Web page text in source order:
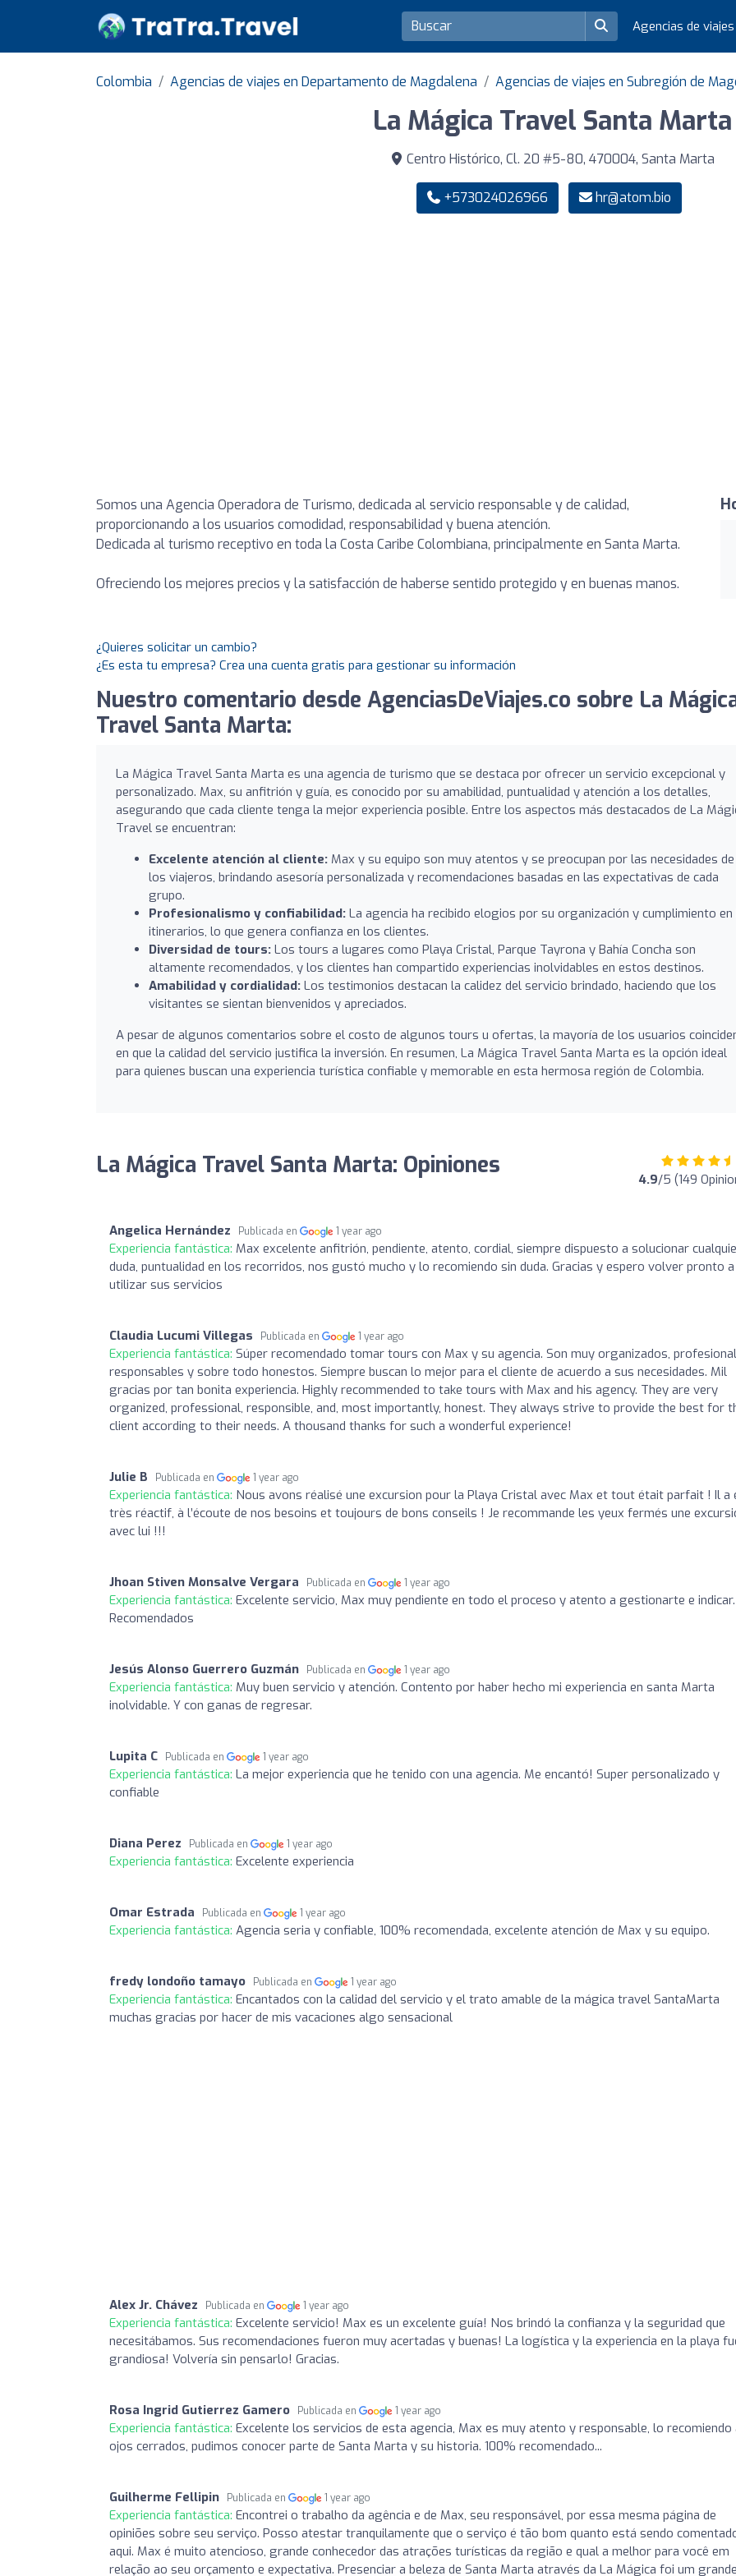
Agencias de viajes
Colombia Agencias de viajes en Departamento de Magdalena Agencias de viajes en Subregión de
La Mágica Travel Santa Marta
Centro Histórico, Cl. 20 #5-80, 470004, Santa Marta
+573024026966 hr@atom.bio
Somos una Agencia Operadora de Turismo, dedicada al servicio responsable y de calidad,
proporcionando a los usuarios comodidad, responsabilidad y buena atención.
Dedicada al turismo receptivo en toda la Costa Caribe Colombiana, principalmente en Santa Marta.
Ofreciendo los mejores precios y la satisfacción de haberse sentido protegido y en buenas manos.
¿Quieres solicitar un cambio?
¿Es esta tu empresa? Crea una cuenta gratis para gestionar su información
Nuestro comentario desde AgenciasDeViajes.co sobre La
Travel Santa Marta:
La Mágica Travel Santa Marta es una agencia de turismo que se destaca por ofrecer un servicio excepcional y
personalizado. Max, su anfitrión y guía, es conocido por su amabilidad, puntualidad y atención a los detalles,
asegurando que cada cliente tenga la mejor experiencia posible. Entre los aspectos más destacados de La
Travel se encuentran:
Excelente atención al cliente: Max y su equipo son muy atentos y se preocupan por las necesidades de
los viajeros, brindando asesoría personalizada y recomendaciones basadas en las expectativas de cada
grupo.
Profesionalismo y confiabilidad: La agencia ha recibido elogios por su organización y cumplimiento
itinerarios, lo que genera confianza en los clientes.
Diversidad de tours: Los tours a lugares como Playa Cristal, Parque Tayrona y Bahía Concha son
altamente recomendados, y los clientes han compartido experiencias inolvidables en estos destinos.
Amabilidad y cordialidad: Los testimonios destacan la calidez del servicio brindado, haciendo que los
visitantes se sientan bienvenidos y apreciados.
A pesar de algunos comentarios sobre el costo de algunos tours u ofertas, la mayoría de los usuarios
en que la calidad del servicio justifica la inversión. En resumen, La Mágica Travel Santa Marta es la opción ideal
para quienes buscan una experiencia turística confiable y memorable en esta hermosa región de Colombia.
La Mágica Travel Santa Marta: Opiniones 4.9/5 (149
Angelica Hernández Publicada en 1 year ago
Experiencia fantástica: Max excelente anfitrión, pendiente, atento, cordial, siempre dispuesto a solucionar
duda, puntualidad en los recorridos, nos gustó mucho y lo recomiendo sin duda. Gracias y espero volver pronto a
utilizar sus servicios
Claudia Lucumi Villegas Publicada en 1 year ago
Experiencia fantástica: Súper recomendado tomar tours con Max y su agencia. Son muy organizados,
responsables y sobre todo honestos. Siempre buscan lo mejor para el cliente de acuerdo a sus necesidades. Mil
gracias por tan bonita experiencia. Highly recommended to take tours with Max and his agency. They are very
organized, professional, responsible, and, most importantly, honest. They always strive to provide the best for
client according to their needs. A thousand thanks for such a wonderful experience!
Julie B Publicada en 1 year ago
Experiencia fantástica: Nous avons réalisé une excursion pour la Playa Cristal avec Max et tout était parfait ! Il a
très réactif, à l’écoute de nos besoins et toujours de bons conseils ! Je recommande les yeux fermés une
avec lui !!!
Jhoan Stiven Monsalve Vergara Publicada en 1 year ago
Experiencia fantástica: Excelente servicio, Max muy pendiente en todo el proceso y atento a gestionarte e indicar.
Recomendados
Jesús Alonso Guerrero Guzmán Publicada en 1 year ago
Experiencia fantástica: Muy buen servicio y atención. Contento por haber hecho mi experiencia en santa Marta
inolvidable. Y con ganas de regresar.
Lupita C Publicada en 1 year ago
Experiencia fantástica: La mejor experiencia que he tenido con una agencia. Me encantó! Super personalizado y
confiable
Diana Perez Publicada en 1 year ago
Experiencia fantástica: Excelente experiencia
Omar Estrada Publicada en 1 year ago
Experiencia fantástica: Agencia seria y confiable, 100% recomendada, excelente atención de Max y su equipo.
fredy londoño tamayo Publicada en 1 year ago
Experiencia fantástica: Encantados con la calidad del servicio y el trato amable de la mágica travel SantaMarta
muchas gracias por hacer de mis vacaciones algo sensacional
Alex Jr. Chávez Publicada en 1 year ago
Experiencia fantástica: Excelente servicio! Max es un excelente guía! Nos brindó la confianza y la seguridad que
necesitábamos. Sus recomendaciones fueron muy acertadas y buenas! La logística y la experiencia en la playa
grandiosa! Volvería sin pensarlo! Gracias.
Rosa Ingrid Gutierrez Gamero Publicada en 1 year ago
Experiencia fantástica: Excelente los servicios de esta agencia, Max es muy atento y responsable, lo recomiendo
ojos cerrados, pudimos conocer parte de Santa Marta y su historia. 100% recomendado...
Guilherme Fellipin Publicada en 1 year ago
Experiencia fantástica: Encontrei o trabalho da agência e de Max, seu responsável, por essa mesma página de
opiniões sobre seu serviço. Posso atestar tranquilamente que o serviço é tão bom quanto está sendo
aqui. Max é muito atencioso, grande conhecedor das atrações turísticas da região e qual a melhor para você em
relação ao seu orçamento e expectativa. Presenciar a beleza de Santa Marta através da La Mágica foi um grande